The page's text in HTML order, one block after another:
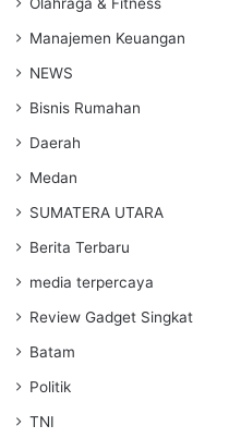
Manajemen Keuangan
NEWS
Bisnis Rumahan
Daerah
Medan
SUMATERA UTARA
Berita Terbaru
media terpercaya
Review Gadget Singkat
Batam
Politik
TNI